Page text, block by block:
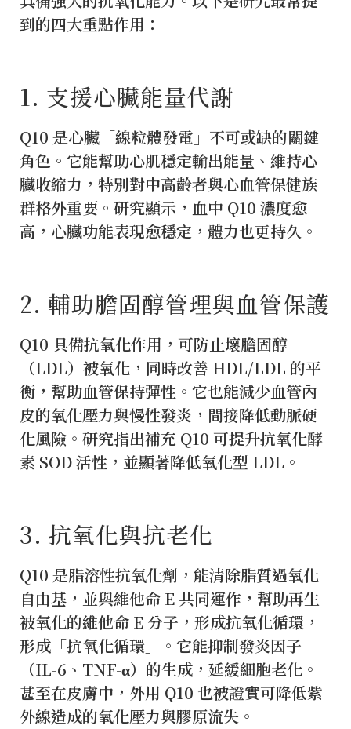
到的四大重點作用：
1️. 支援心臟能量代謝
Q10 是心臟「線粒體發電」不可或缺的關鍵
角色。它能幫助心肌穩定輸出能量、維持心
臟收縮力，特別對中高齡者與心血管保健族
群格外重要。研究顯示，血中 Q10 濃度愈
高，心臟功能表現愈穩定，體力也更持久。
2️. 輔助膽固醇管理與血管保護
Q10 具備抗氧化作用，可防止壞膽固醇
（LDL）被氧化，同時改善 HDL/LDL 的平
衡，幫助血管保持彈性。它也能減少血管內
皮的氧化壓力與慢性發炎，間接降低動脈硬
化風險。研究指出補充 Q10 可提升抗氧化酵
素 SOD 活性，並顯著降低氧化型 LDL。
3️. 抗氧化與抗老化
Q10 是脂溶性抗氧化劑，能清除脂質過氧化
自由基，並與維他命 E 共同運作，幫助再生
被氧化的維他命 E 分子，形成抗氧化循環，
形成「抗氧化循環」。它能抑制發炎因子
（IL-6、TNF-α）的生成，延緩細胞老化。
甚至在皮膚中，外用 Q10 也被證實可降低紫
外線造成的氧化壓力與膠原流失。